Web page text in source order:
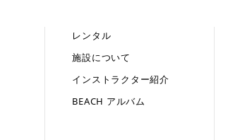
レンタル
施設について
インストラクター紹介
BEACH アルバム